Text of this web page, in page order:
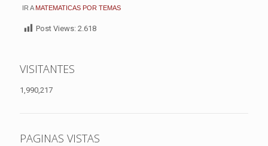
IR A MATEMATICAS POR TEMAS
Post Views: 2.618
VISITANTES
1,990,217
PAGINAS VISTAS